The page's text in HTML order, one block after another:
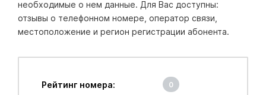
необходимые о нем данные. Для Вас доступны:
отзывы о телефонном номере, оператор связи,
местоположение и регион регистрации абонента.
Рейтинг номера: 0